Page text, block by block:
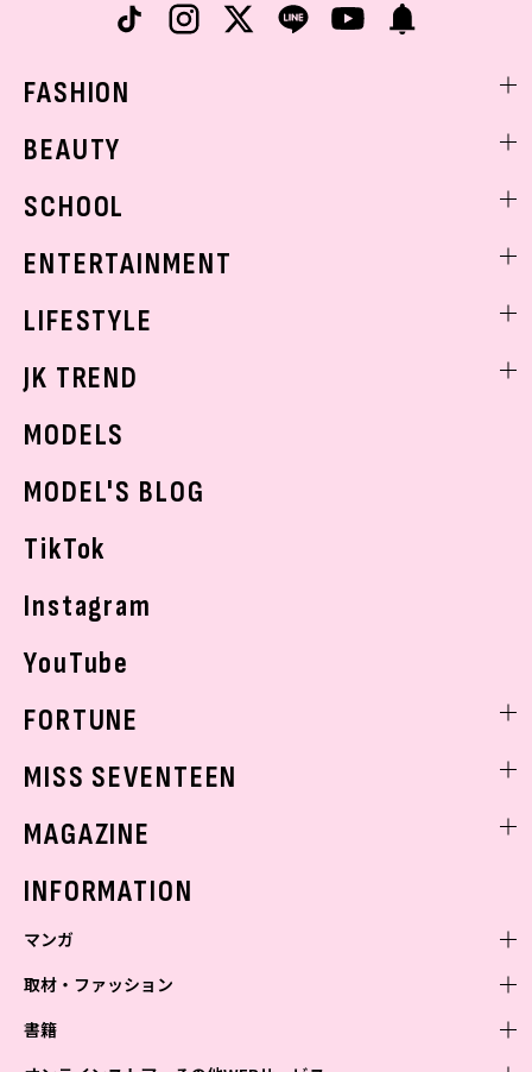
FASHION
着回し
BEAUTY
ベストコスメ
ボディケア
SCHOOL
学校ヘアメイク
ENTERTAINMENT
K-POP
LIFESTYLE
モデルの購入品
JK TREND
MODELS
MODEL'S BLOG
TikTok
Instagram
YouTube
FORTUNE
MISS SEVENTEEN
MAGAZINE
INFORMATION
マンガ
少年マンガ
青年マンガ
取材・ファッション
ファッション・美容
書籍